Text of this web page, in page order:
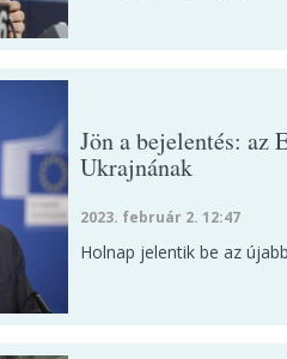
Jön a bejelentés: az
Ukrajnának
2023. február 2. 12:47
Holnap jelentik be az